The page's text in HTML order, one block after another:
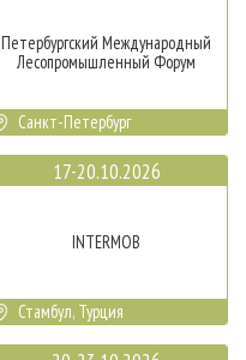
Петербургский Международный
Лесопромышленный Форум
Санкт-Петербург
17-20.10.2026
INTERMOB
Стамбул, Турция